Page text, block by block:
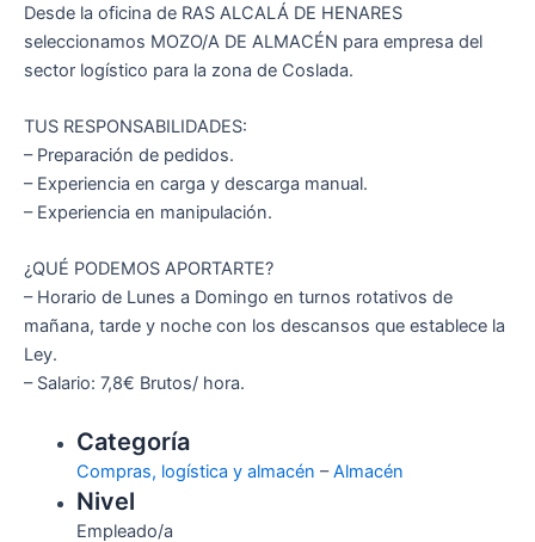
Desde la oficina de RAS ALCALÁ DE HENARES
seleccionamos MOZO/A DE ALMACÉN para empresa del
sector logístico para la zona de Coslada.
TUS RESPONSABILIDADES:
– Preparación de pedidos.
– Experiencia en carga y descarga manual.
– Experiencia en manipulación.
¿QUÉ PODEMOS APORTARTE?
– Horario de Lunes a Domingo en turnos rotativos de
mañana, tarde y noche con los descansos que establece la
Ley.
– Salario: 7,8€ Brutos/ hora.
Categoría
Compras, logística y almacén –Almacén
Nivel
Empleado/a